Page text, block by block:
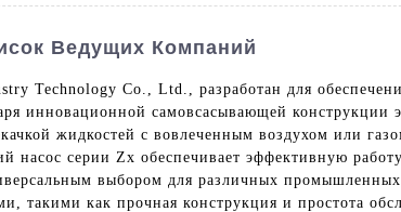
Ведущих Компаний
Technology Co., Ltd., разработан для
инновационной самовсасывающей конструкции
жидкостей с вовлеченным воздухом или
насос серии Zx обеспечивает эффективную
выбором для различных промышленных,
как прочная конструкция и простота